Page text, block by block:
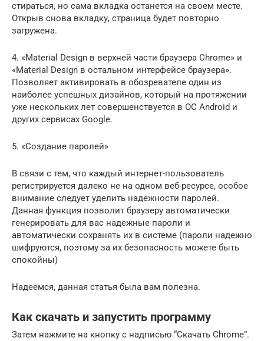
стираться, но сама вкладка останется на своем месте.
Открыв снова вкладку, страница будет повторно
загружена.
4. «Material Design в верхней части браузера Chrome» и
«Material Design в остальном интерфейсе браузера».
Позволяет активировать в обозревателе один из
наиболее успешных дизайнов, который на протяжении
уже нескольких лет совершенствуется в ОС Android и
других сервисах Google.
5. «Создание паролей»
В связи с тем, что каждый интернет-пользователь
регистрируется далеко не на одном веб-ресурсе, особое
внимание следует уделить надежности паролей.
Данная функция позволит браузеру автоматически
генерировать для вас надежные пароли и
автоматически сохранять их в системе (пароли надежно
шифруются, поэтому за их безопасность можете быть
спокойны)
Надеемся, данная статья была вам полезна.
Как скачать и запустить программу
Затем нажмите на кнопку с надписью “Скачать Chrome”.